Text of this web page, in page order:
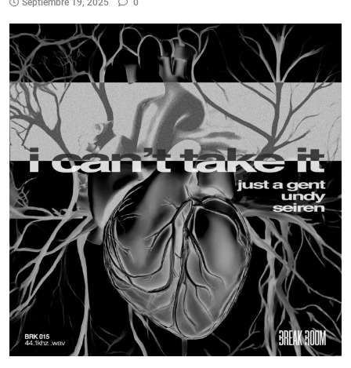
Septiembre 19, 2025 0